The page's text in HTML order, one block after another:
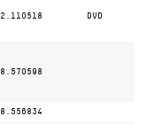
2.110518 DVD
8.570598
8.556834